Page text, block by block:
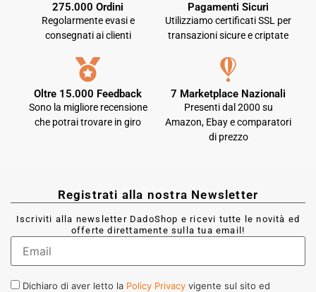
275.000 Ordini
Regolarmente evasi e
consegnati ai clienti
Pagamenti Sicuri
Utilizziamo certificati SSL per
transazioni sicure e criptate
Oltre 15.000 Feedback
Sono la migliore recensione
che potrai trovare in giro
7 Marketplace Nazionali
Presenti dal 2000 su
Amazon, Ebay e comparatori
di prezzo
Registrati alla nostra Newsletter
Iscriviti alla newsletter DadoShop e ricevi tutte le novità ed
offerte direttamente sulla tua email!
Dichiaro di aver letto la Policy Privacy vigente sul sito ed